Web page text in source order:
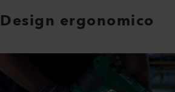
Design ergonomico